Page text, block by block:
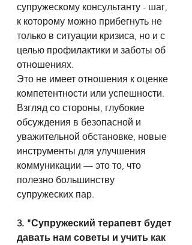
супружескому консультанту - шаг,
к которому можно прибегнуть не
только в ситуации кризиса, но и с
целью профилактики и заботы об
отношениях.
Это не имеет отношения к оценке
компетентности или успешности.
Взгляд со стороны, глубокие
обсуждения в безопасной и
уважительной обстановке, новые
инструменты для улучшения
коммуникации — это то, что
полезно большинству
супружеских пар.
3. "Супружеский терапевт будет
давать нам советы и учить как